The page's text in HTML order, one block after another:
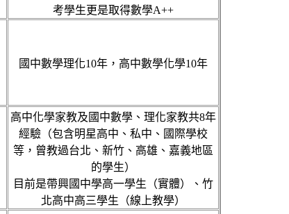
考學生更是取得數學A++
國中數學理化10年，高中數學化學10年
高中化學家教及國中數學、理化家教共8年
經驗（包含明星高中、私中、國際學校
等，曾教過台北、新竹、高雄、嘉義地區
的學生）
目前是帶興國中學高一學生（實體）、竹
北高中高三學生（線上教學）